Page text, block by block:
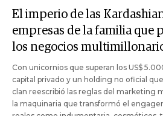
El imperio de las
empresas de la familia que
los negocios
Con unicornios que superan los US$
capital privado y un holding no oficial
clan reescribió las reglas del marketing
la maquinaria que transformó el